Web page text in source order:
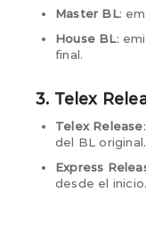
Master BL:
House BL:
final.
3. Telex
Telex Release
del BL original.
Express
desde el inicio.